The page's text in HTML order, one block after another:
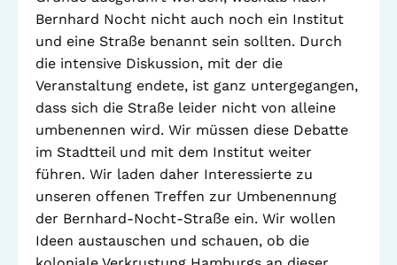
starK
IBiS
Offene Sozial- und
Behördenberatung
Big Point
Mieter helfern
Mietern
Familienberatung –
für Fragen zur
Kölibri
Stadtteilarbeit
Medienzentrum
Stadtteiltheater
Küchenkonzerte
Bernhard Nocht nicht auch noch ein Institut
und eine Straße benannt sein sollten. Durch
die intensive Diskussion, mit der die
Veranstaltung endete, ist ganz untergegangen,
dass sich die Straße leider nicht von alleine
umbenennen wird. Wir müssen diese Debatte
im Stadtteil und mit dem Institut weiter
führen. Wir laden daher Interessierte zu
unseren offenen Treffen zur Umbenennung
der Bernhard-Nocht-Straße ein. Wir wollen
Ideen austauschen und schauen, ob die